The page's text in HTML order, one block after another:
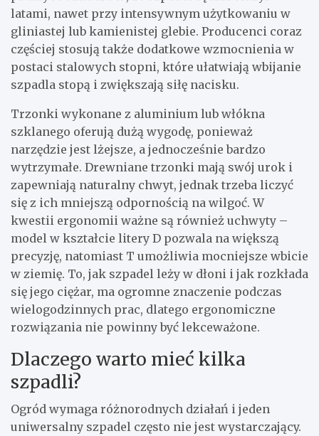
latami, nawet przy intensywnym użytkowaniu w
gliniastej lub kamienistej glebie. Producenci coraz
częściej stosują także dodatkowe wzmocnienia w
postaci stalowych stopni, które ułatwiają wbijanie
szpadla stopą i zwiększają siłę nacisku.
Trzonki wykonane z aluminium lub włókna
szklanego oferują dużą wygodę, ponieważ
narzędzie jest lżejsze, a jednocześnie bardzo
wytrzymałe. Drewniane trzonki mają swój urok i
zapewniają naturalny chwyt, jednak trzeba liczyć
się z ich mniejszą odpornością na wilgoć. W
kwestii ergonomii ważne są również uchwyty –
model w kształcie litery D pozwala na większą
precyzję, natomiast T umożliwia mocniejsze wbicie
w ziemię. To, jak szpadel leży w dłoni i jak rozkłada
się jego ciężar, ma ogromne znaczenie podczas
wielogodzinnych prac, dlatego ergonomiczne
rozwiązania nie powinny być lekceważone.
Dlaczego warto mieć kilka
szpadli?
Ogród wymaga różnorodnych działań i jeden
uniwersalny szpadel często nie jest wystarczający.